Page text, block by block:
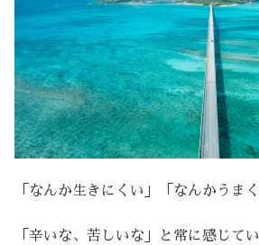
「なんか生きにくい」「なんかうま
「辛いな、苦しいな」と常に感じてい